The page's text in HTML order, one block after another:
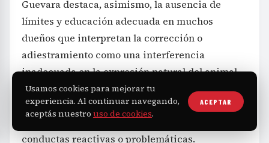
Guevara destaca, asimismo, la ausencia de
límites y educación adecuada en muchos
dueños que interpretan la corrección o
adiestramiento como una interferencia
inadecuada en la expresión natural del animal.
Sin embargo, un perro bien educado puede
tener más libertad, hacer ejercicio y socializar
mejor, lo que reduce la probabilidad de
conductas reactivas o problemáticas.
Usamos cookies para mejorar tu
experiencia. Al continuar navegando,
aceptás nuestro uso de cookies.
ACEPTAR